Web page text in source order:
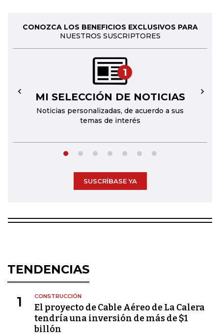
CONOZCA LOS BENEFICIOS EXCLUSIVOS PARA
NUESTROS SUSCRIPTORES
1
MI SELECCIÓN DE NOTICIAS
Noticias personalizadas, de acuerdo a sus
temas de interés
← →
SUSCRÍBASE YA
TENDENCIAS
1 CONSTRUCCIÓN
El proyecto de Cable Aéreo de La Calera
tendría una inversión de más de $1
billón